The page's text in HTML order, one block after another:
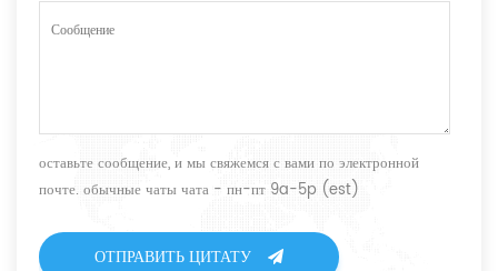
оставьте сообщение, и мы свяжемся с вами по электронной
почте. обычные чаты чата - пн-пт 9a-5p (est)
ОТПРАВИТЬ ЦИТАТУ